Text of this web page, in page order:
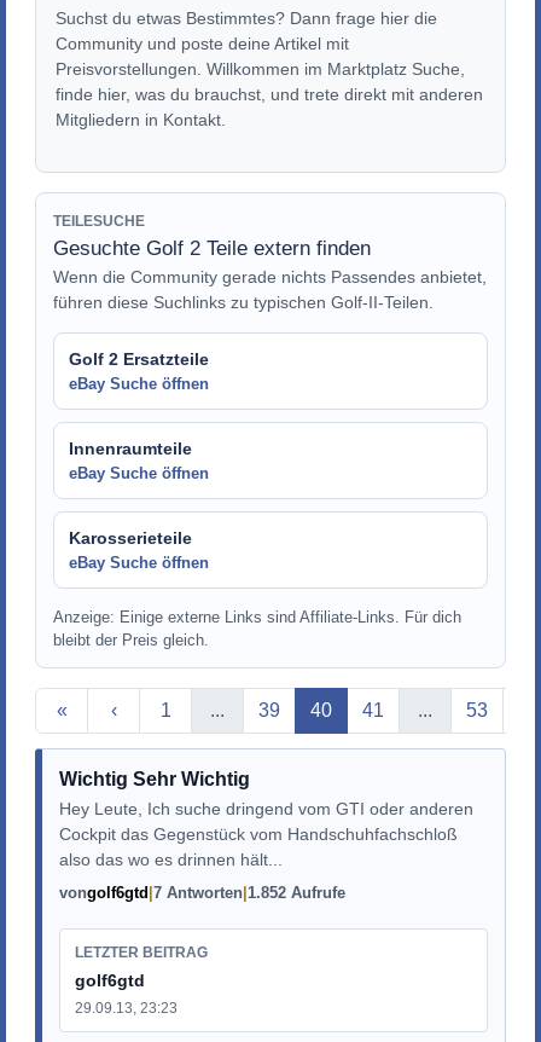
Suchst du etwas Bestimmtes? Dann frage hier die
Community und poste deine Artikel mit
Preisvorstellungen. Willkommen im Marktplatz Suche,
finde hier, was du brauchst, und trete direkt mit anderen
Mitgliedern in Kontakt.
TEILESUCHE
Gesuchte Golf 2 Teile extern finden
Wenn die Community gerade nichts Passendes anbietet,
führen diese Suchlinks zu typischen Golf-II-Teilen.
Golf 2 Ersatzteile
eBay Suche öffnen
Innenraumteile
eBay Suche öffnen
Karosserieteile
eBay Suche öffnen
Anzeige: Einige externe Links sind Affiliate-Links. Für dich
bleibt der Preis gleich.
« ‹ 1 ... 39 Aktuelle Seite
40 41 ... 53
Wichtig Sehr Wichtig
Hey Leute, Ich suche dringend vom GTI oder anderen
Cockpit das Gegenstück vom Handschuhfachschloß
also das wo es drinnen hält...
vongolf6gtd 7 Antworten 1.852 Aufrufe
LETZTER BEITRAG
golf6gtd
29.09.13, 23:23